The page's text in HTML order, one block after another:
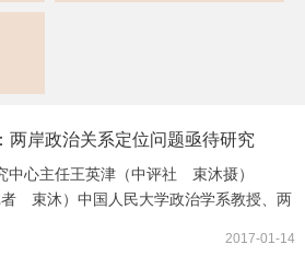
两岸政治关系定位问题亟待研究
究中心主任王英津（中评社 束沐摄）
束沐）中国人民大学政治学系教授、两
2017-01-14